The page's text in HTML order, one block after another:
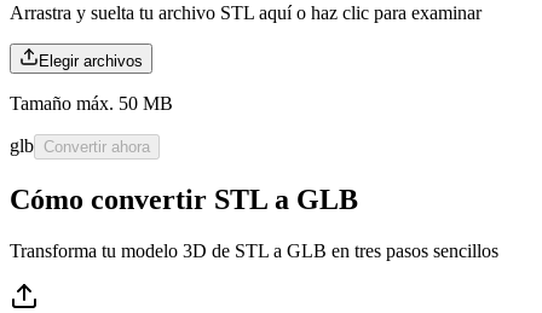
Arrastra y suelta tu archivo STL aquí o haz clic para examinar
Elegir archivos
Tamaño máx. 50 MB
glb Convertir ahora
Cómo convertir STL a GLB
Transforma tu modelo 3D de STL a GLB en tres pasos sencillos